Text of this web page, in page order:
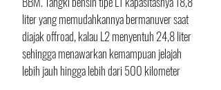
liter yang memudahkannya bermanuver saat
diajak offroad, kalau L2 menyentuh 24,8 liter
sehingga menawarkan kemampuan jelajah
lebih jauh hingga lebih dari 500 kilometer